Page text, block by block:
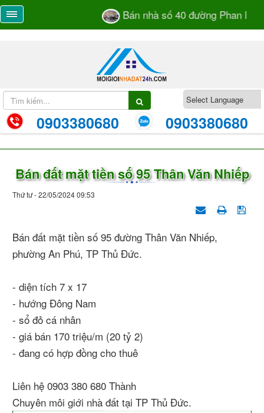
Bán nhà số 40 đường Phan Bá
0903380680 0903380680
Bán đất mặt tiền số 95 Thân Văn Nhiếp
Thứ tư - 22/05/2024 09:53
Bán đất mặt tiền số 95 đường Thân Văn Nhiếp,
phường An Phú, TP Thủ Đức.
- diện tích 7 x 17
- hướng Đông Nam
- sổ đỏ cá nhân
- giá bán 170 triệu/m (20 tỷ 2)
- đang có hợp đồng cho thuê
Liên hệ 0903 380 680 Thành
Chuyên môi giới nhà đất tại TP Thủ Đức.